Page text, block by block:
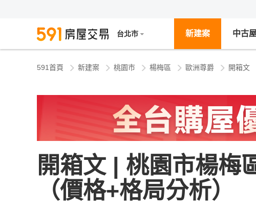
台北市 新建案 中古
591首頁 新建案 桃園市 楊梅區 歐洲尊爵 開箱文
開箱文 | 桃園市楊梅
（價格+格局分析）